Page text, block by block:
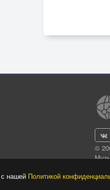
нашей Политикой
©